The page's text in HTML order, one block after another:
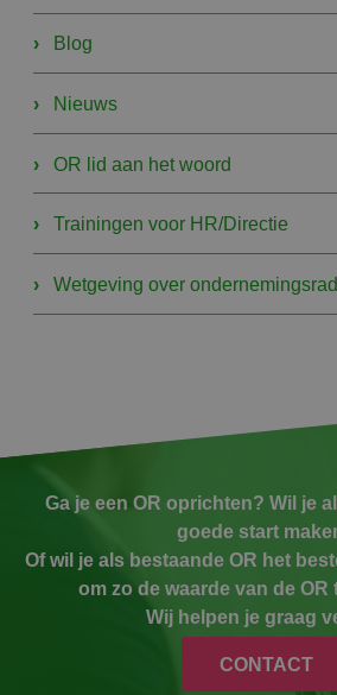
Blog
Nieuws
OR lid aan het woord
Trainingen voor HR/Directie
Wetgeving over
Ga je een OR oprichten? Wil je
goede start
Of wil je als bestaande OR het
om zo de waarde van de
Wij helpen je graag
CONTACT